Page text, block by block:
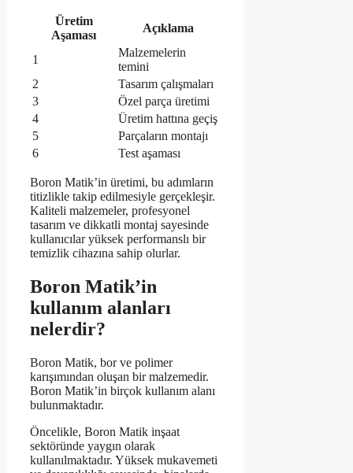
Üretim
Aşaması
Açıklama
1
Malzemelerin
temini
2
Tasarım çalışmaları
3
Özel parça üretimi
4
Üretim hattına geçiş
5
Parçaların montajı
6
Test aşaması
Boron Matik’in üretimi, bu adımların
titizlikle takip edilmesiyle gerçekleşir.
Kaliteli malzemeler, profesyonel
tasarım ve dikkatli montaj sayesinde
kullanıcılar yüksek performanslı bir
temizlik cihazına sahip olurlar.
Boron Matik’in
kullanım alanları
nelerdir?
Boron Matik, bor ve polimer
karışımından oluşan bir malzemedir.
Boron Matik’in birçok kullanım alanı
bulunmaktadır.
Öncelikle, Boron Matik inşaat
sektöründe yaygın olarak
kullanılmaktadır. Yüksek mukavemeti